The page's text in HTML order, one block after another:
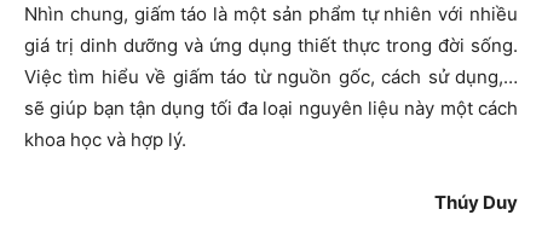
Nhìn chung, giấm táo là một sản phẩm tự nhiên với nhiều
giá trị dinh dưỡng và ứng dụng thiết thực trong đời sống.
Việc tìm hiểu về giấm táo từ nguồn gốc, cách sử dụng,…
sẽ giúp bạn tận dụng tối đa loại nguyên liệu này một cách
khoa học và hợp lý.
Thúy Duy